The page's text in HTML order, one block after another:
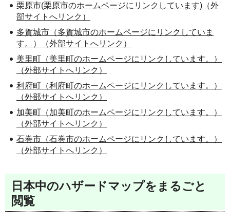
栗原市(栗原市のホームページにリンクしています)（外
部サイトへリンク）
多賀城市（多賀城市のホームページにリンクしていま
す。）（外部サイトへリンク）
美里町（美里町のホームページにリンクしています。）
（外部サイトへリンク）
利府町（利府町のホームページにリンクしています。）
（外部サイトへリンク）
加美町（加美町のホームページにリンクしています。）
（外部サイトへリンク）
石巻市（石巻市のホームページにリンクしています。）
（外部サイトへリンク）
日本中のハザードマップをまるごと
閲覧